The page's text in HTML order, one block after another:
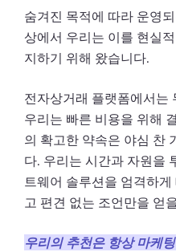
숨겨진 목적에 따라 운영
상에서 우리는 이를 현실
지하기 위해 왔습니다.
전자상거래 플랫폼에서는
우리는 빠른 비용을 위해
의 확고한 약속은 야심 찬
다. 우리는 시간과 자원을
트웨어 솔루션을 엄격하
고 편견 없는 조언만을 얻
우리의 추천은 항상 마케